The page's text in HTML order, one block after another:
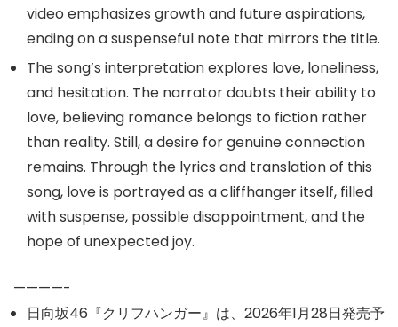
video emphasizes growth and future aspirations,
ending on a suspenseful note that mirrors the title.
The song’s interpretation explores love, loneliness,
and hesitation. The narrator doubts their ability to
love, believing romance belongs to fiction rather
than reality. Still, a desire for genuine connection
remains. Through the lyrics and translation of this
song, love is portrayed as a cliffhanger itself, filled
with suspense, possible disappointment, and the
hope of unexpected joy.
————-
日向坂46『クリフハンガー』は、2026年1月28日発売予